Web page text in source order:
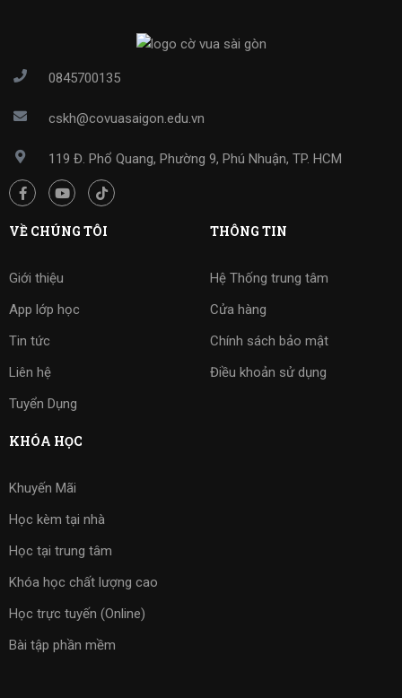
0845700135
cskh@covuasaigon.edu.vn
119 Đ. Phổ Quang, Phường 9, Phú Nhuận, TP. HCM
VỀ CHÚNG TÔI
Giới thiệu
App lớp học
Tin tức
Liên hệ
Tuyển Dụng
THÔNG TIN
Hệ Thống trung tâm
Cửa hàng
Chính sách bảo mật
Điều khoản sử dụng
KHÓA HỌC
Khuyến Mãi
Học kèm tại nhà
Học tại trung tâm
Khóa học chất lượng cao
Học trực tuyến (Online)
Bài tập phần mềm